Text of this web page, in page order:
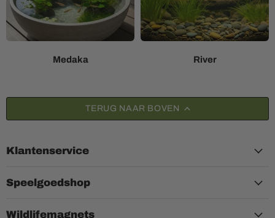
Medaka River
TERUG NAAR BOVEN
Klantenservice
Speelgoedshop
Wildlifemagnets